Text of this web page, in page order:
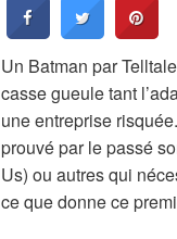
Un Batman par
casse gueule tant
une entreprise
prouvé par le passé
Us) ou autres qui
ce que donne ce